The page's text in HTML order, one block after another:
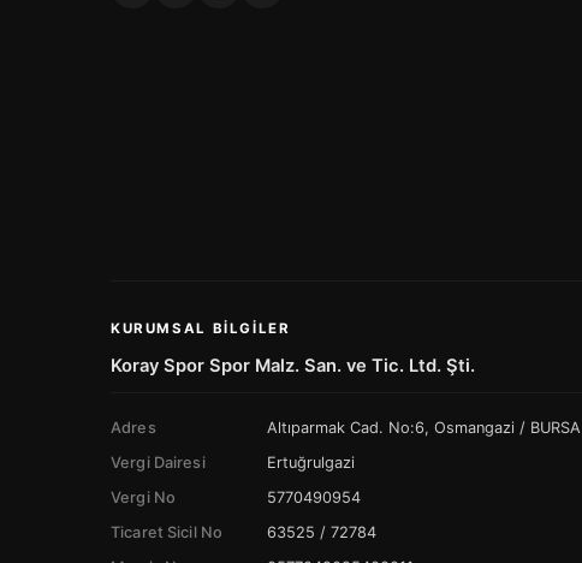
KURUMSAL BILGILER
Koray Spor Spor Malz. San. ve Tic. Ltd. Şti.
Adres
Altıparmak Cad. No:6, Osmangazi / BURSA
Vergi Dairesi
Ertuğrulgazi
Vergi No
5770490954
Ticaret Sicil No
63525 / 72784